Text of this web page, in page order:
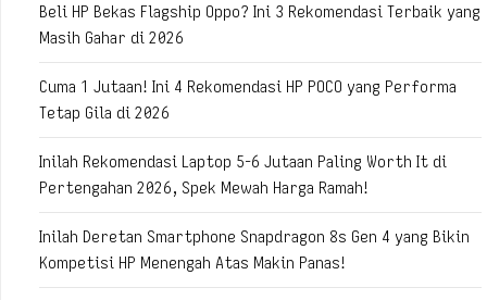
Beli HP Bekas Flagship Oppo? Ini 3 Rekomendasi Terbaik yang
Masih Gahar di 2026
Cuma 1 Jutaan! Ini 4 Rekomendasi HP POCO yang Performa
Tetap Gila di 2026
Inilah Rekomendasi Laptop 5-6 Jutaan Paling Worth It di
Pertengahan 2026, Spek Mewah Harga Ramah!
Inilah Deretan Smartphone Snapdragon 8s Gen 4 yang Bikin
Kompetisi HP Menengah Atas Makin Panas!